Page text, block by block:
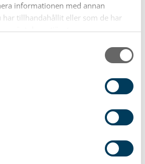
informationen med annan
tillhandahållit eller som de har
deras tjänster.
De finns för bästa trivsel i vår
inte beträdas med skor som
badblöja (finns att köpa) eller
schampo och kroppen noggrant
före bassängbad. Se